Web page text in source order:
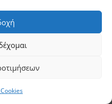
Cookies
παιδιά. Η Αλίκη
συναισθήματα
στις ζωές των
αυτών των